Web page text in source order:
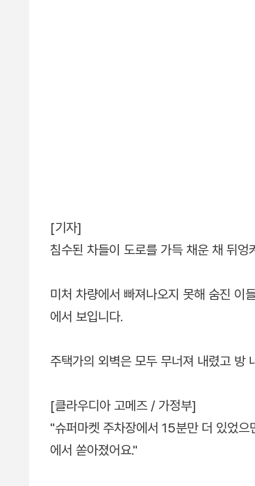
[기자]
침수된 차들이 도로를 가득 채운 채 뒤엉
미처 차량에서 빠져나오지 못해 숨진 이
에서 보입니다.
주택가의 외벽은 모두 무너져 내렸고 방
[클라우디아 고메즈 / 가정부]
"슈퍼마켓 주차장에서 15분만 더 있었
에서 쏟아졌어요."